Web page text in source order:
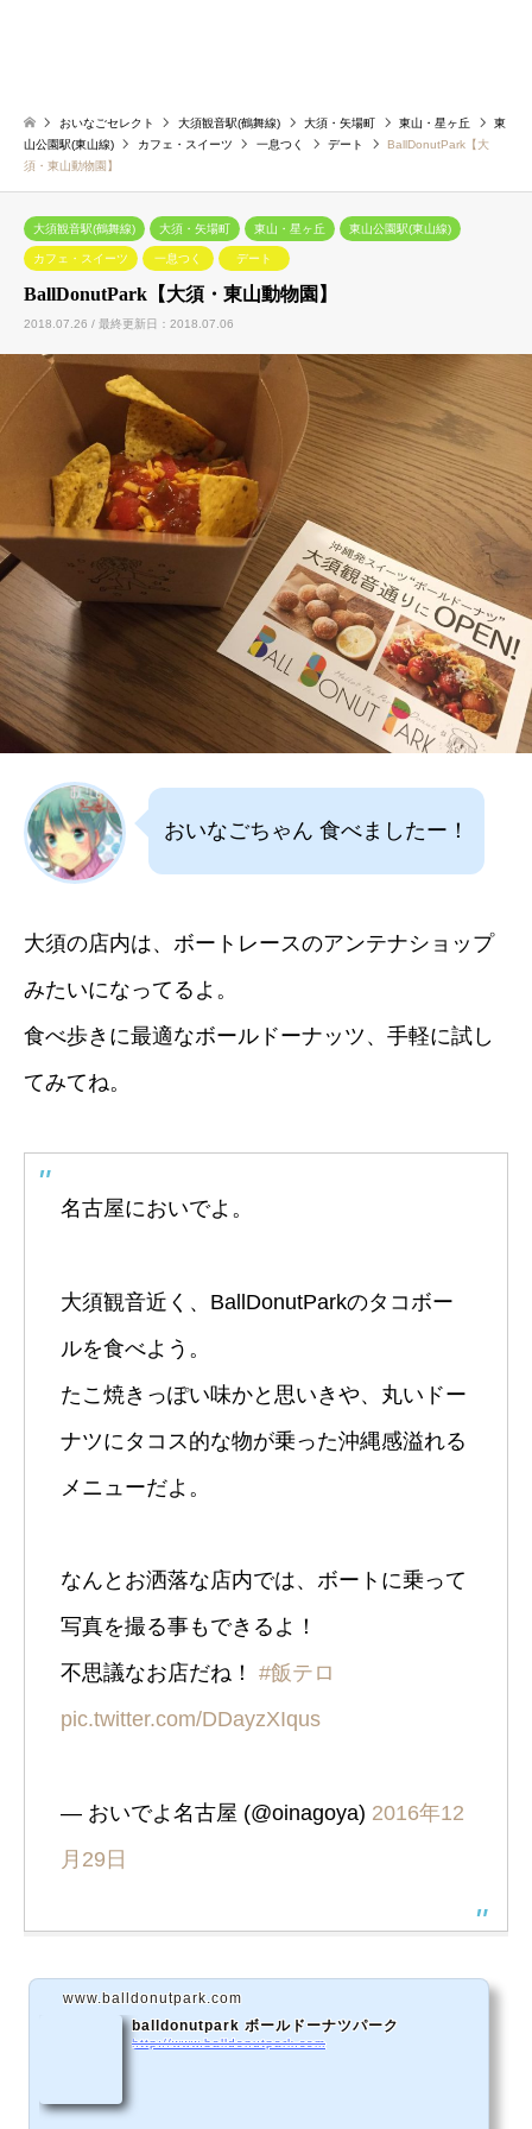
おいなごセレクト 大須観音駅(鶴舞線) 大須・矢場町 東山・星ヶ丘
東
山公園駅(東山線)
カフェ・スイーツ 一息つく デート
BallDonutPark【大
須・東山動物園】
大須観音駅(鶴舞線) 大須・矢場町 東山・星ヶ丘 東山公園駅(東山線)
カフェ・スイーツ 一息つく デート
BallDonutPark【大須・東山動物園】
2018.07.26 / 最終更新日：2018.07.06
おいなごちゃん 食べましたー！
大須の店内は、ボートレースのアンテナショップ
みたいになってるよ。
食べ歩きに最適なボールドーナッツ、手軽に試し
てみてね。
名古屋においでよ。
大須観音近く、BallDonutParkのタコボー
ルを食べよう。
たこ焼きっぽい味かと思いきや、丸いドー
ナツにタコス的な物が乗った沖縄感溢れる
メニューだよ。
なんとお洒落な店内では、ボートに乗って
写真を撮る事もできるよ！
不思議なお店だね！ #飯テロ
pic.twitter.com/DDayzXIqus
— おいでよ名古屋 (@oinagoya) 2016年12
月29日
www.balldonutpark.com
balldonutpark ボールドーナツパーク
http://www.balldonutpark.com